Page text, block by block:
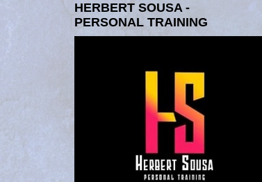
HERBERT SOUSA -
PERSONAL TRAINING